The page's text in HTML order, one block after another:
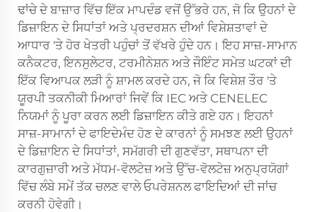
ਢਾਂਚੇ ਦੇ ਬਾਜ਼ਾਰ ਵਿੱਚ ਇੱਕ ਮਾਪਦੰਡ ਵਜੋਂ ਉੱਭਰੇ ਹਨ, ਜੋ ਕਿ ਉਹਨਾਂ ਦੇ
ਡਿਜ਼ਾਇਨ ਦੇ ਸਿਧਾਂਤਾਂ ਅਤੇ ਪ੍ਰਦਰਸ਼ਨ ਦੀਆਂ ਵਿਸ਼ੇਸ਼ਤਾਵਾਂ ਦੇ
ਆਧਾਰ 'ਤੇ ਹੋਰ ਖੇਤਰੀ ਪਹੁੰਚਾਂ ਤੋਂ ਵੱਖਰੇ ਹੁੰਦੇ ਹਨ। ਇਹ ਸਾਜ਼-ਸਾਮਾਨ
ਕਨੈਕਟਰ, ਇਨਸੁਲੇਟਰ, ਟਰਮੀਨੇਸ਼ਨ ਅਤੇ ਜੌਇੰਟ ਸਮੇਤ ਘਟਕਾਂ ਦੀ
ਇੱਕ ਵਿਆਪਕ ਲੜੀ ਨੂੰ ਸ਼ਾਮਲ ਕਰਦੇ ਹਨ, ਜੋ ਕਿ ਵਿਸ਼ੇਸ਼ ਤੌਰ 'ਤੇ
ਯੂਰਪੀ ਤਕਨੀਕੀ ਮਿਆਰਾਂ ਜਿਵੇਂ ਕਿ IEC ਅਤੇ CENELEC
ਨਿਯਮਾਂ ਨੂੰ ਪੂਰਾ ਕਰਨ ਲਈ ਡਿਜ਼ਾਇਨ ਕੀਤੇ ਗਏ ਹਨ। ਇਹਨਾਂ
ਸਾਜ਼-ਸਾਮਾਨਾਂ ਦੇ ਫਾਇਦੇਮੰਦ ਹੋਣ ਦੇ ਕਾਰਨਾਂ ਨੂੰ ਸਮਝਣ ਲਈ ਉਹਨਾਂ
ਦੇ ਡਿਜ਼ਾਇਨ ਦੇ ਸਿਧਾਂਤਾਂ, ਸਮੱਗਰੀ ਦੀ ਗੁਣਵੱਤਾ, ਸਥਾਪਨਾ ਦੀ
ਕਾਰਗੁਜ਼ਾਰੀ ਅਤੇ ਮੱਧਮ-ਵੋਲਟੇਜ਼ ਅਤੇ ਉੱਚ-ਵੋਲਟੇਜ਼ ਅਨੁਪ੍ਰਯੋਗਾਂ
ਵਿੱਚ ਲੰਬੇ ਸਮੇਂ ਤੱਕ ਚਲਣ ਵਾਲੇ ਓਪਰੇਸ਼ਨਲ ਫਾਇਦਿਆਂ ਦੀ ਜਾਂਚ
ਕਰਨੀ ਹੋਵੇਗੀ।